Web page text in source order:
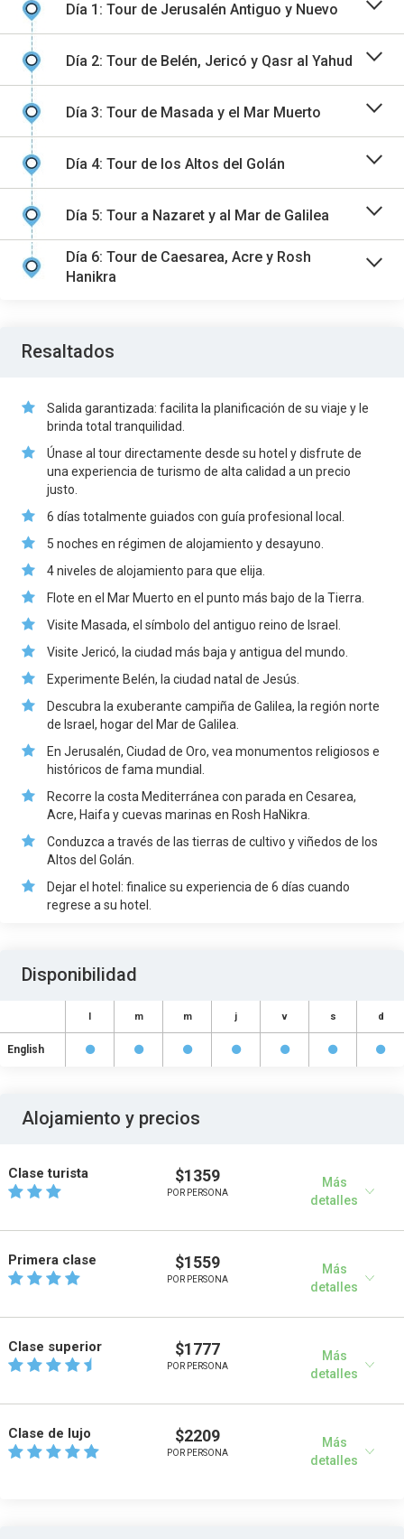
Día 1: Tour de Jerusalén Antiguo y Nuevo
Día 2: Tour de Belén, Jericó y Qasr al Yahud
Día 3: Tour de Masada y el Mar Muerto
Día 4: Tour de los Altos del Golán
Día 5: Tour a Nazaret y al Mar de Galilea
Día 6: Tour de Caesarea, Acre y Rosh
Hanikra
Resaltados
Salida garantizada: facilita la planificación de su viaje y le
brinda total tranquilidad.
Únase al tour directamente desde su hotel y disfrute de
una experiencia de turismo de alta calidad a un precio
justo.
6 días totalmente guiados con guía profesional local.
5 noches en régimen de alojamiento y desayuno.
4 niveles de alojamiento para que elija.
Flote en el Mar Muerto en el punto más bajo de la Tierra.
Visite Masada, el símbolo del antiguo reino de Israel.
Visite Jericó, la ciudad más baja y antigua del mundo.
Experimente Belén, la ciudad natal de Jesús.
Descubra la exuberante campiña de Galilea, la región norte
de Israel, hogar del Mar de Galilea.
En Jerusalén, Ciudad de Oro, vea monumentos religiosos e
históricos de fama mundial.
Recorre la costa Mediterránea con parada en Cesarea,
Acre, Haifa y cuevas marinas en Rosh HaNikra.
Conduzca a través de las tierras de cultivo y viñedos de los
Altos del Golán.
Dejar el hotel: finalice su experiencia de 6 días cuando
regrese a su hotel.
Disponibilidad
l m m j v s d
English
Alojamiento y precios
Clase turista $1359
POR PERSONA
Más
detalles
Primera clase $1559
POR PERSONA
Más
detalles
Clase superior $1777
POR PERSONA
Más
detalles
Clase de lujo $2209
POR PERSONA
Más
detalles